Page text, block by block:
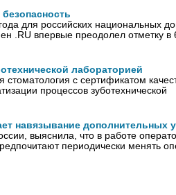
для российских национальных
.RU впервые преодолел отметку в
лабораторией
с сертификатом
процессов зуботехнической
навязывание дополнительных
выяснила, что в работе
периодически менять